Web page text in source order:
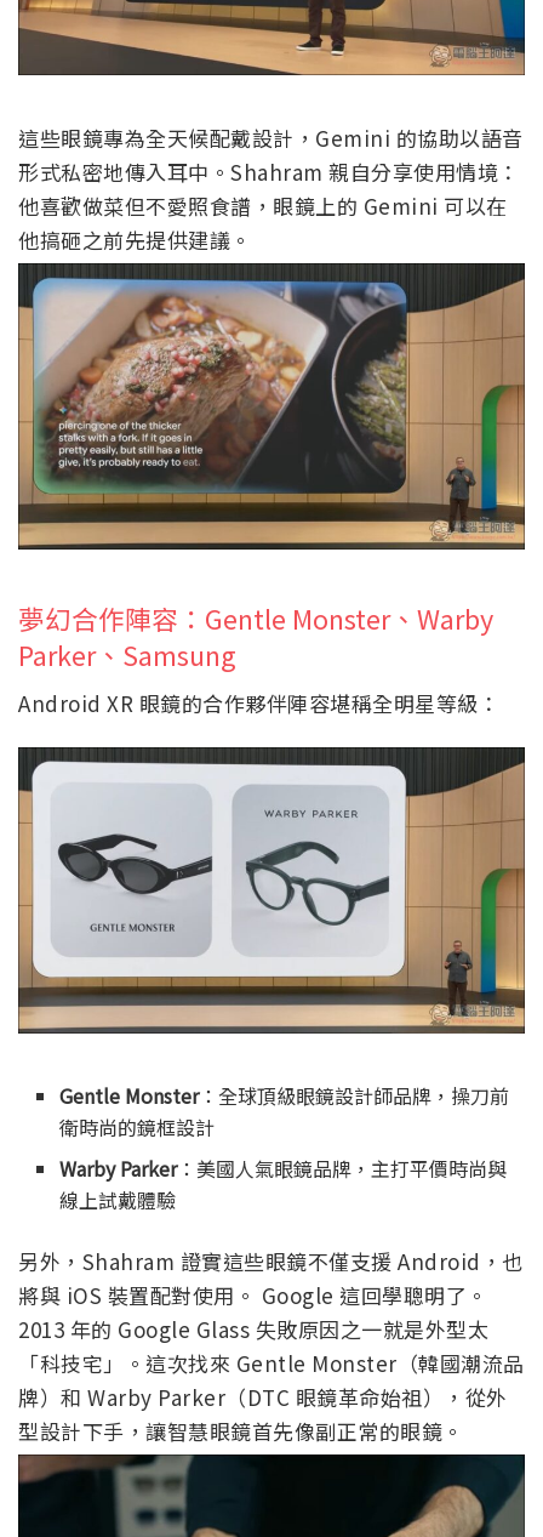
這些眼鏡專為全天候配戴設計，Gemini 的協助以語音
形式私密地傳入耳中。Shahram 親自分享使用情境：
他喜歡做菜但不愛照食譜，眼鏡上的 Gemini 可以在
他搞砸之前先提供建議。
夢幻合作陣容：Gentle Monster、Warby
Parker、Samsung
Android XR 眼鏡的合作夥伴陣容堪稱全明星等級：
Gentle Monster：全球頂級眼鏡設計師品牌，操刀前
衛時尚的鏡框設計
Warby Parker：美國人氣眼鏡品牌，主打平價時尚與
線上試戴體驗
另外，Shahram 證實這些眼鏡不僅支援 Android，也
將與 iOS 裝置配對使用。 Google 這回學聰明了。
2013 年的 Google Glass 失敗原因之一就是外型太
「科技宅」。這次找來 Gentle Monster（韓國潮流品
牌）和 Warby Parker（DTC 眼鏡革命始祖），從外
型設計下手，讓智慧眼鏡首先像副正常的眼鏡。